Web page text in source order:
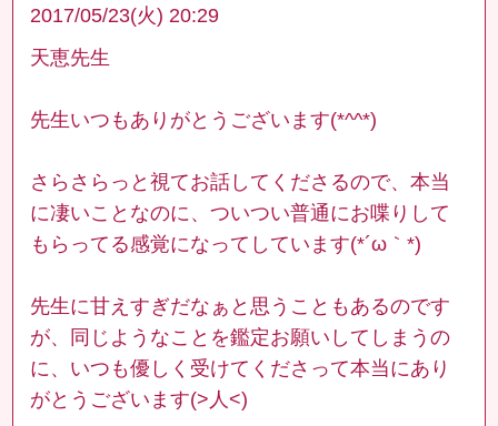
2017/05/23(火) 20:29
天恵先生
先生いつもありがとうございます(*^^*)
さらさらっと視てお話してくださるので、本当
に凄いことなのに、ついつい普通にお喋りして
もらってる感覚になってしています(*´ω｀*)
先生に甘えすぎだなぁと思うこともあるのです
が、同じようなことを鑑定お願いしてしまうの
に、いつも優しく受けてくださって本当にあり
がとうございます(>人<)